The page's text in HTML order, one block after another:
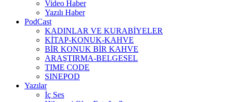
Video Haber
Yazılı Haber
PodCast
KADINLAR VE KURABİYELER
KİTAP-KONUK-KAHVE
BİR KONUK BİR KAHVE
ARAŞTIRMA-BELGESEL
TIME CODE
SINEPOD
Yazılar
İç Ses